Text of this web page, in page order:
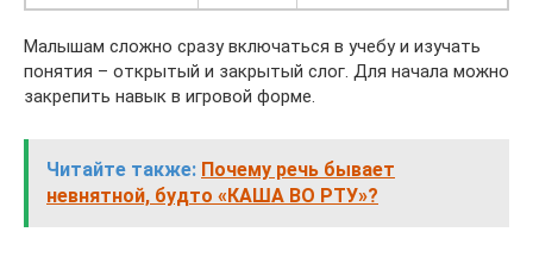
Малышам сложно сразу включаться в учебу и изучать
понятия – открытый и закрытый слог. Для начала можно
закрепить навык в игровой форме.
Читайте также: Почему речь бывает
невнятной, будто «КАША ВО РТУ»?